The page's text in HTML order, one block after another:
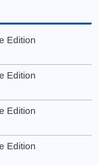
Edition
Edition
Edition
Edition